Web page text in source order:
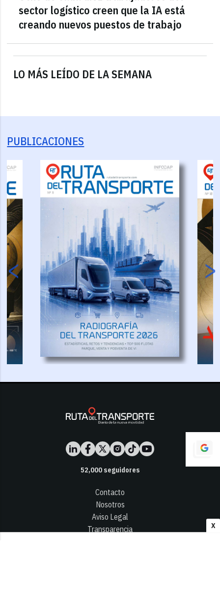
X
LO MÁS LEÍDO DE LA SEMANA
sector logístico creen que la IA está
creando nuevos puestos de trabajo
PUBLICACIONES
52,000seguidores
Contacto
Nosotros
Aviso Legal
Transparencia